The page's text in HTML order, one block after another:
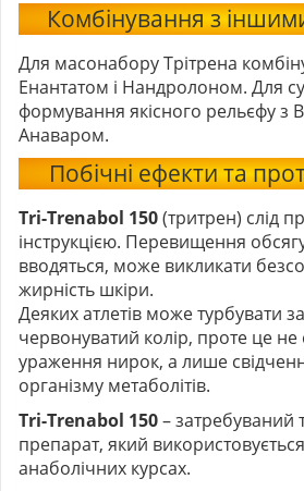
Комбінування з
Для масонаборуТрітрена
Енантатом і Нандролоном. Для
формування якісного рельєфу з
Анаваром.
Побічні ефекти та
Tri-Trenabol 150(тритрен) слід
інструкцією. Перевищення
вводяться, може викликати
жирність шкіри.
Деяких атлетів може турбувати
червонуватий колір, проте це
ураження нирок, а лише
організму метаболітів.
Tri-Trenabol 150– затребуваний
препарат, який
анаболічних курсах.